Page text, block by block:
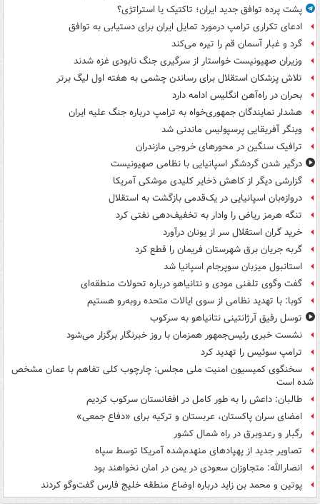
پشت پرده توافق جدید ایران؛ تاکتیک یا استراتژی؟
ادعای تکراری ترامپ درمورد تمایل ایران برای دستیابی به توافق
گرد و غبار آسمان قم را تیره می‌کند
وزیران صهیونیست خواستار از سرگیری جنگ نابودی غزه شدند
تلاش پزشکان استقلال برای رساندن چشمی به هفته اول لیگ برتر
بحران در راه‌آهن انگلیس ادامه دارد
هشدار نمایندگان جمهوری‌خواه به ترامپ درباره جنگ علیه ایران
وینگر آفریقایی پرسپولیس ماندنی شد
ترافیک سنگین در محورهای خروجی مازندران
درگیر شدن گردشگر اسپانیایی با نظامی صهیونیست
گزارشی دیگر از کاهش ذخایر کلیدی موشکی آمریکا
دروازه‌بان اسپانیایی در یک‌قدمی بازگشت به استقلال
تنگه هرمز ریاض را وادار به تخفیف‌دهی نفتی کرد
خرید گران استقلال سر از یونان درآورد
گربه جریان برق شهرستان فریمان را قطع کرد
استانبول میزبان سوپرجام اسپانیا شد
گفت وگوی تلفنی مودی و نتانیاهو درباره تحولات منطقه‌ای
کوبا: با تهدید نظامی از سوی ایالات متحده روبه‌رو هستیم
توسل رفیق آرژانتینی نتانیاهو به سرکوب
نشست خبری رئیس‌جمهور همزمان با روز خبرنگار برگزار می‌شود
ترامپ سوئیس را تهدید کرد
سخنگوی کمیسیون امنیت ملی مجلس: چارچوب کلی تفاهم با عمان مشخص
شده است
طالبان: داعش را به طور کامل در افغانستان سرکوب کردیم
امضای سران پاکستان، عربستان و ترکیه برای «دفاع جمعی»
رگبار و رعدوبرق در راه شمال کشور
تصاویر جدید از پهپادهای منهدم‌شده آمریکا توسط سپاه
انصارالله: متجاوزان سعودی در یمن در امان نخواهند بود
پوتین و محمد بن زاید درباره اوضاع منطقه خلیج فارس گفت‌وگو کردند